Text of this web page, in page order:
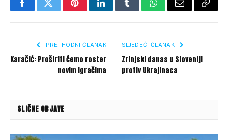
FacebookTwitterPinterestLinkedInTumblrWhatsApp
Email Copy
PRETHODNI ČLANAK
Karačić: Proširiti ćemo roster
novim igračima
SLJEDEĆI ČLANAK
Zrinjski danas u Sloveniji
protiv Ukrajinaca
SLIČNE OBJAVE